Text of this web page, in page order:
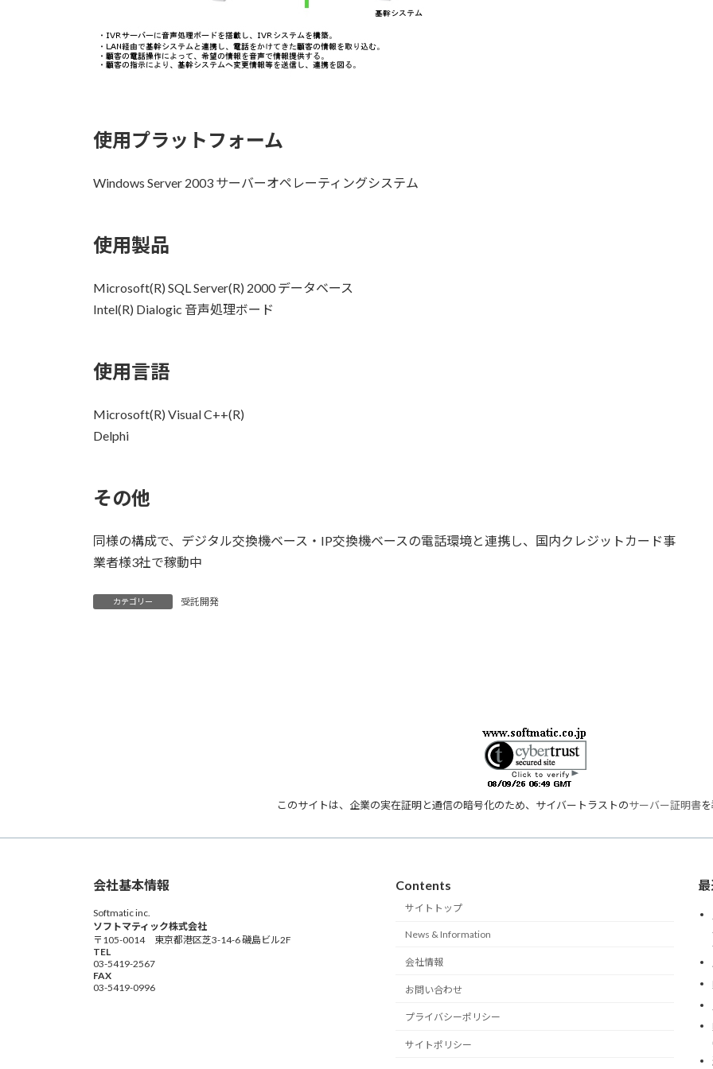
使用プラットフォーム
Windows Server 2003 サーバーオペレーティングシステム
使用製品
Microsoft(R) SQL Server(R) 2000 データベース
Intel(R) Dialogic 音声処理ボード
使用言語
Microsoft(R) Visual C++(R)
Delphi
その他
同様の構成で、デジタル交換機ベース・IP交換機ベースの電話環境と連携し、国内クレジットカード事
業者様3社で稼動中
カテゴリー 受託開発
このサイトは、企業の実在証明と通信の暗号化のため、サイバートラストのサーバー証明書を
会社基本情報
Softmatic inc.
ソフトマティック株式会社
〒105-0014 東京都港区芝3-14-6 磯島ビル2F
TEL
03-5419-2567
FAX
03-5419-0996
Contents
サイトトップ
News & Information
会社情報
お問い合わせ
プライバシーポリシー
サイトポリシー